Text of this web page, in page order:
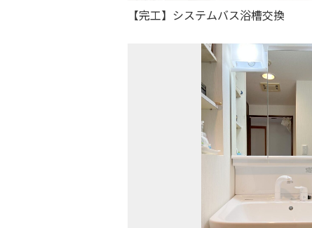
【完工】システムバス浴槽交換